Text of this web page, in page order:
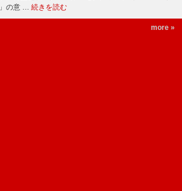
の意 … 続きを読む
more »